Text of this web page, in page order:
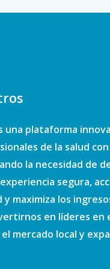
una plataforma
de la salud
la necesidad de
segura,
y maximiza los
en líderes en
mercado local y